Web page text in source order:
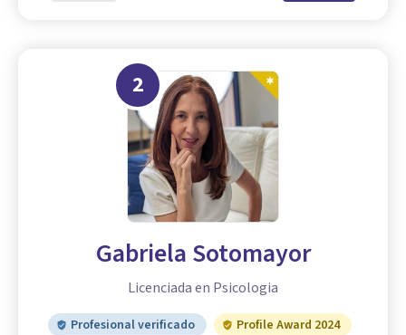
2
Gabriela Sotomayor
Licenciada en Psicologia
Profesional verificado
Profile Award 2024